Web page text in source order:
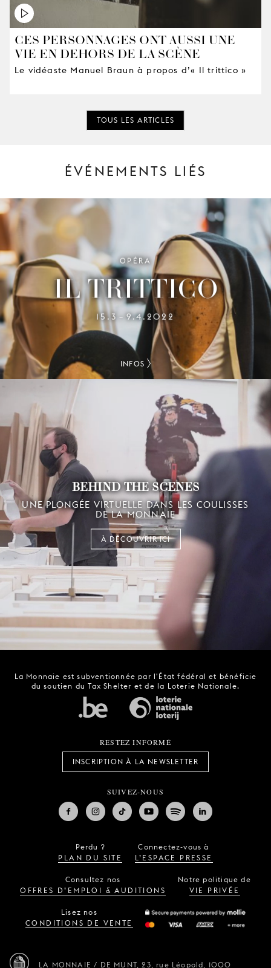
CES PERSONNAGES ONT AUSSI UNE
VIE EN DEHORS DE LA SCÈNE
Le vidéaste Manuel Braun à propos d’« Il trittico »
TOUS LES ARTICLES
ÉVÉNEMENTS LIÉS
OPÉRA
IL TRITTICO
15.3 – 9.4.2022
INFOS
BEHIND THE SCENES
UNE PLONGÉE VIRTUELLE DANS LES COULISSES
DE LA MONNAIE
À DÉCOUVRIR ICI
La Monnaie est subventionnée par l'État fédéral et bénéficie
du soutien du Tax Shelter et de la Loterie Nationale.
RESTEZ INFORMÉ
INSCRIPTION À LA NEWSLETTER
SUIVEZ-NOUS
Perdu ?
PLAN DU SITE
Connectez-vous à
L’ESPACE PRESSE
Consultez nos
OFFRES D’EMPLOI & AUDITIONS
Notre politique de
VIE PRIVÉE
Lisez nos
CONDITIONS DE VENTE
LA MONNAIE / DE MUNT, 23, rue Léopold, 1000